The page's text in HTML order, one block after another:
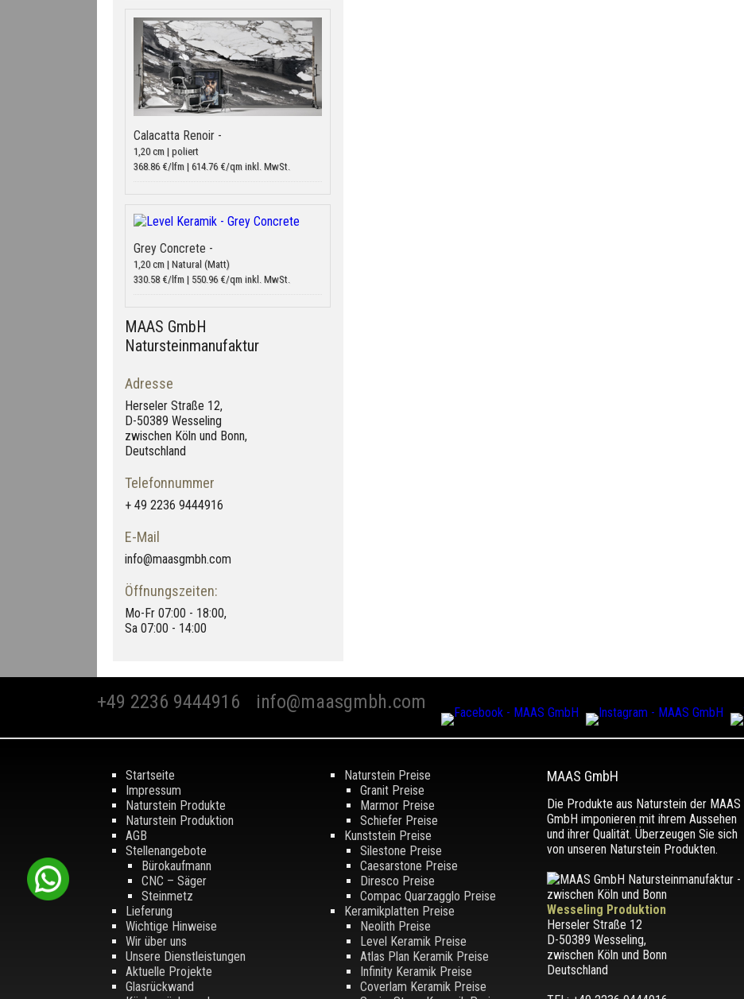
Calacatta Renoir -
1,20 cm | poliert
368.86 €/lfm | 614.76 €/qm inkl. MwSt.
Grey Concrete -
1,20 cm | Natural (Matt)
330.58 €/lfm | 550.96 €/qm inkl. MwSt.
MAAS GmbH
Natursteinmanufaktur
Adresse
Herseler Straße 12,
D-50389 Wesseling
zwischen Köln und Bonn,
Deutschland
Telefonnummer
+ 49 2236 9444916
E-Mail
info@maasgmbh.com
Öffnungszeiten:
Mo-Fr 07:00 - 18:00,
Sa 07:00 - 14:00
+49 2236 9444916 info@maasgmbh.com
Startseite
Impressum
Naturstein Produkte
Naturstein Produktion
AGB
Stellenangebote
Bürokaufmann
CNC – Säger
Steinmetz
Lieferung
Wichtige Hinweise
Wir über uns
Unsere Dienstleistungen
Aktuelle Projekte
Glasrückwand
Naturstein Preise
Granit Preise
Marmor Preise
Schiefer Preise
Kunststein Preise
Silestone Preise
Caesarstone Preise
Diresco Preise
Compac Quarzagglo Preise
Keramikplatten Preise
Neolith Preise
Level Keramik Preise
Atlas Plan Keramik Preise
Infinity Keramik Preise
Coverlam Keramik Preise
MAAS GmbH
Die Produkte aus Naturstein der MAAS
GmbH imponieren mit ihrem Aussehen
und ihrer Qualität. Überzeugen Sie sich
von unseren Naturstein Produkten.
Wesseling Produktion
Herseler Straße 12
D-50389 Wesseling,
zwischen Köln und Bonn
Deutschland